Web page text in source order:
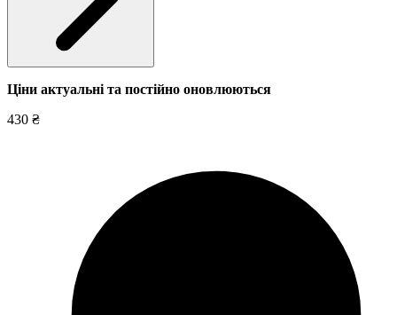
Ціни актуальні та постійно оновлюються
430 ₴